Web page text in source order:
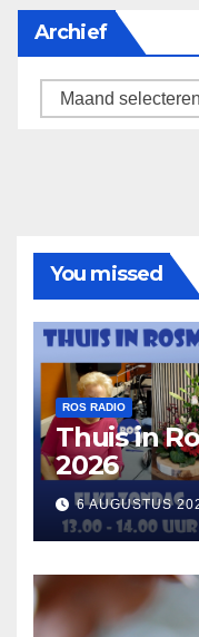
Archief
Archief
You missed
ROS RADIO
Thuis in
2026
6 AUGUSTUS